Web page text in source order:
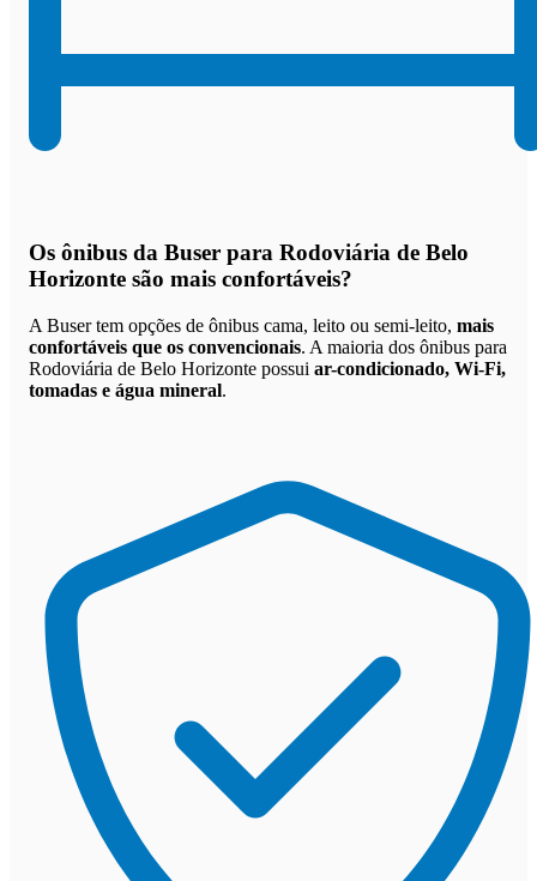
Os ônibus da Buser para Rodoviária de Belo
Horizonte são mais confortáveis?
A Buser tem opções de ônibus cama, leito ou semi-leito, mais
confortáveis que os convencionais. A maioria dos ônibus para
Rodoviária de Belo Horizonte possui ar-condicionado, Wi-Fi,
tomadas e água mineral.